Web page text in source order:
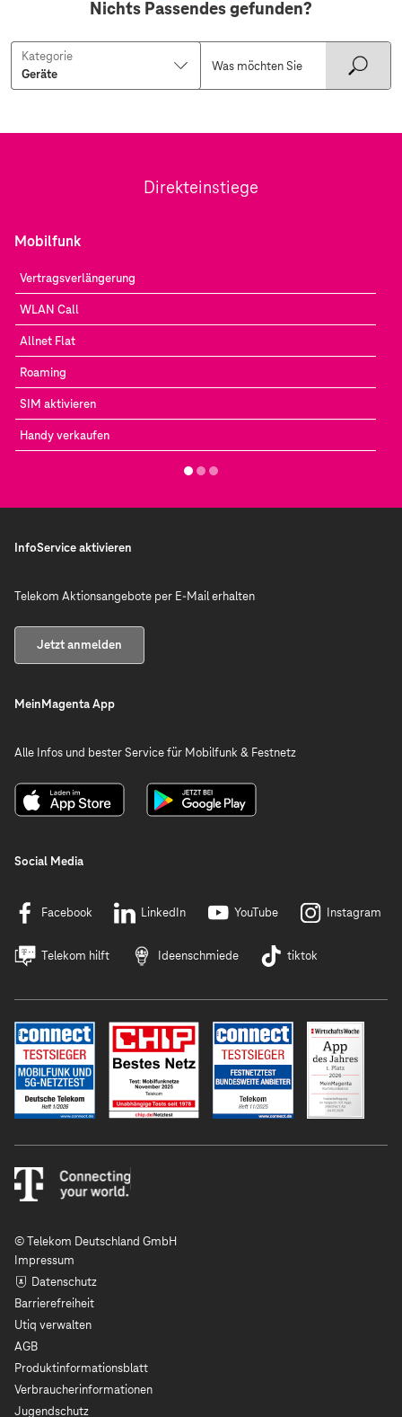
Nichts Passendes gefunden?
Kategorie
Direkteinstiege
Mobilfunk
Vertragsverlängerung
WLAN Call
Allnet Flat
Roaming
SIM aktivieren
Handy verkaufen
InfoService aktivieren
Telekom Aktionsangebote per E-Mail erhalten
Jetzt anmelden
MeinMagenta App
Alle Infos und bester Service für Mobilfunk & Festnetz
Social Media
Facebook LinkedIn YouTube Instagram
Telekom hilft Ideenschmiede tiktok
© Telekom Deutschland GmbH
Impressum
Datenschutz
Barrierefreiheit
Utiq verwalten
AGB
Produktinformationsblatt
Verbraucherinformationen
Jugendschutz